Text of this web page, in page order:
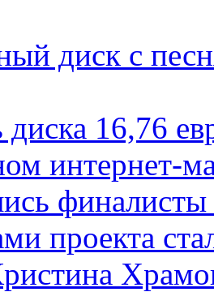
диск с
16,76
интернет-
проекта